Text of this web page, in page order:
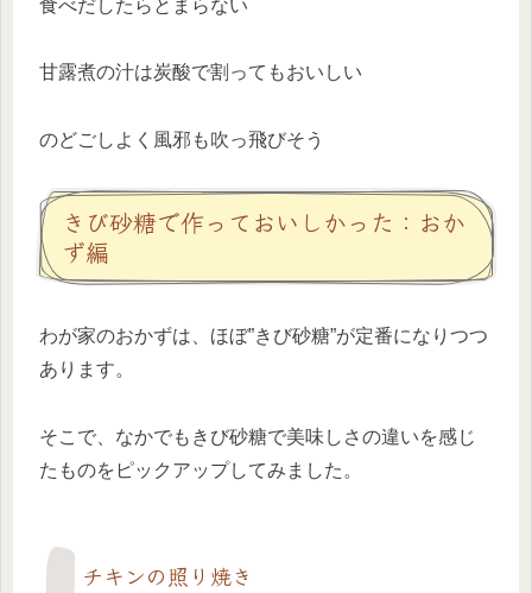
食べだしたらとまらない
甘露煮の汁は炭酸で割ってもおいしい
のどごしよく風邪も吹っ飛びそう
きび砂糖で作っておいしかった：おか
ず編
わが家のおかずは、ほぼ”きび砂糖”が定番になりつつ
あります。
そこで、なかでもきび砂糖で美味しさの違いを感じ
たものをピックアップしてみました。
チキンの照り焼き